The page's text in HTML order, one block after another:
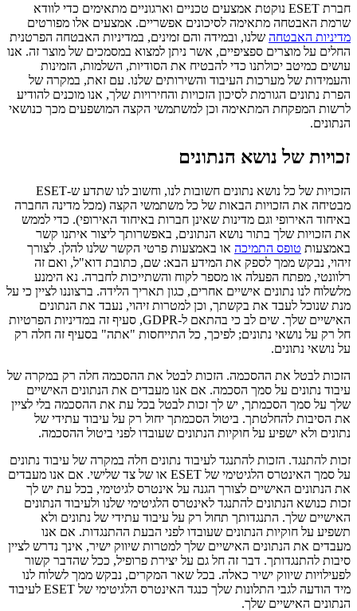
חברת ESET נוקטת אמצעים טכניים וארגוניים מתאימים כדי לוודא
שרמת האבטחה מתאימה לסיכונים אפשריים. אמצעים אלו מפורטים
מדיניות האבטחה שלנו, ובמידה והם זמינים, במדיניות האבטחה הפרטנית
החלים על מוצרים ספציפיים, אשר ניתן למצוא במסמכים של מוצר זה. אנו
עושים כמיטב יכולתנו כדי להבטיח את הסודיות, השלמות, הזמינות
והעמידות של מערכות העיבוד והשירותים שלנו. עם זאת, במקרה של
הפרת נתונים הגורמת לסיכון הזכויות והחירויות שלך, אנו מוכנים להודיע
לרשות המפקחת המתאימה וכן למשתמשי הקצה המושפעים מכך כנושאי
הנתונים.
זכויות של נושא הנתונים
הזכויות של כל נושא נתונים חשובות לנו, וחשוב לנו שתדע ש-ESET
מבטיחה את הזכויות הבאות של כל משתמשי הקצה (מכל מדינה החברה
באיחוד האירופי וגם מדינות שאינן חברות באיחוד האירופי). כדי לממש
את הזכויות שלך בתור נושא הנתונים, באפשרותך ליצור איתנו קשר
באמצעות טופס התמיכה או באמצעות פרטי הקשר שלנו להלן. לצורך
זיהוי, נבקש ממך לספק את המידע הבא: שם, כתובת דוא"ל, ואם זה
רלוונטי, מפתח הפעלה או מספר לקוח והשתייכות לחברה. נא הימנע
מלשלוח לנו נתונים אישיים אחרים, כגון תאריך הלידה. ברצוננו לציין כי על
מנת שנוכל לעבד את בקשתך, וכן למטרות זיהוי, נעבד את הנתונים
האישיים שלך. שים לב כי בהתאם ל-GDPR, סעיף זה במדיניות הפרטיות
חל רק על נושאי נתונים; לפיכך, כל התייחסות "אתה" בסעיף זה חלה רק
על נושאי נתונים.
הזכות לבטל את ההסכמה. הזכות לבטל את ההסכמה חלה רק במקרה של
עיבוד נתונים על סמך הסכמה. אם אנו מעבדים את הנתונים האישיים
שלך על סמך הסכמתך, יש לך זכות לבטל בכל עת את ההסכמה בלי לציין
את הסיבות להחלטתך. ביטול הסכמתך יחול רק על עיבוד עתידי של
נתונים ולא ישפיע על חוקיות הנתונים שעובדו לפני ביטול ההסכמה.
זכות להתנגד. הזכות להתנגד לעיבוד נתונים חלה במקרה של עיבוד נתונים
על סמך האינטרס הלגיטימי של ESET או של צד שלישי. אם אנו מעבדים
את הנתונים האישיים לצורך הגנה על אינטרס לגיטימי, בכל עת יש לך
זכות כנושא הנתונים להתנגד לאינטרס הלגיטימי שלנו ולעיבוד הנתונים
האישיים שלך. התנגדותך תחול רק על עיבוד עתידי של נתונים ולא
תשפיע על חוקיות הנתונים שעובדו לפני הבעת ההתנגדות. אם אנו
מעבדים את הנתונים האישיים שלך למטרות שיווק ישיר, אינך נדרש לציין
סיבות להתנגדותך. דבר זה חל גם על יצירת פרופיל, ככל שהדבר קשור
לפעילויות שיווק ישיר כאלה. בכל שאר המקרים, נבקש ממך לשלוח לנו
מיד הודעה לגבי התלונות שלך כנגד האינטרס הלגיטימי של ESET לעיבוד
הנתונים האישיים שלך.